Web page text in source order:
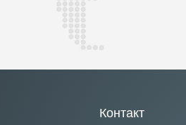
Контакт